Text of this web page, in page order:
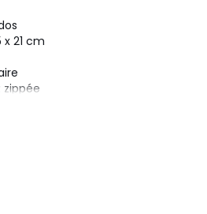
21 cm
zippée
: 2
: 2